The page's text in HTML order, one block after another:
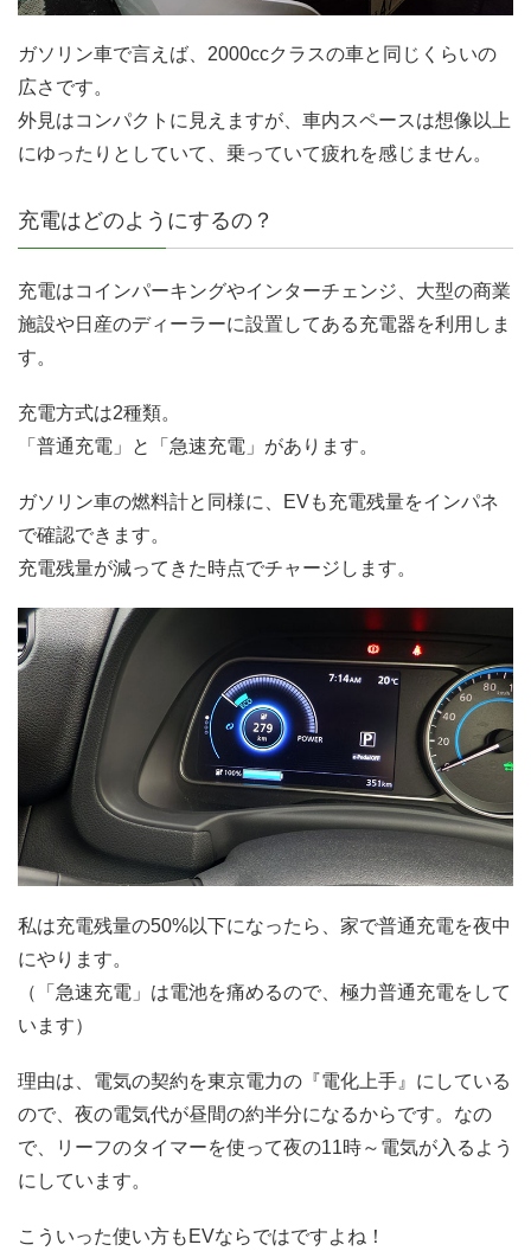
ガソリン車で言えば、2000ccクラスの車と同じくらいの
広さです。
外見はコンパクトに見えますが、車内スペースは想像以上
にゆったりとしていて、乗っていて疲れを感じません。
充電はどのようにするの？
充電はコインパーキングやインターチェンジ、大型の商業
施設や日産のディーラーに設置してある充電器を利用しま
す。
充電方式は2種類。
「普通充電」と「急速充電」があります。
ガソリン車の燃料計と同様に、EVも充電残量をインパネ
で確認できます。
充電残量が減ってきた時点でチャージします。
私は充電残量の50%以下になったら、家で普通充電を夜中
にやります。
（「急速充電」は電池を痛めるので、極力普通充電をして
います）
理由は、電気の契約を東京電力の『電化上手』にしている
ので、夜の電気代が昼間の約半分になるからです。なの
で、リーフのタイマーを使って夜の11時～電気が入るよう
にしています。
こういった使い方もEVならではですよね！